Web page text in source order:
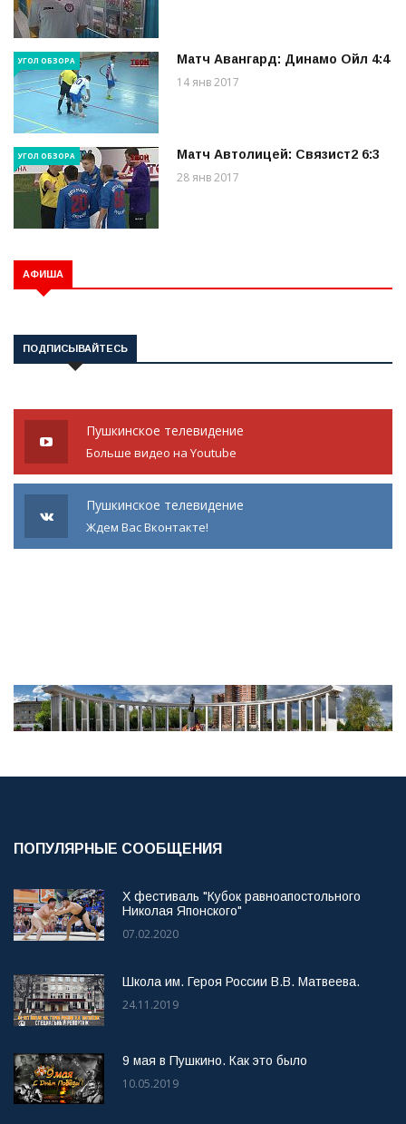
УГОЛ ОБЗОРА Матч Авангард: Динамо Ойл 4:4
14 янв 2017
УГОЛ ОБЗОРА Матч Автолицей: Связист2 6:3
28 янв 2017
АФИША
ПОДПИСЫВАЙТЕСЬ
Пушкинское телевидение
Больше видео на Youtube
Пушкинское телевидение
Ждем Вас Вконтакте!
ПОПУЛЯРНЫЕ СООБЩЕНИЯ
X фестиваль "Кубок равноапостольного
Николая Японского"
07.02.2020
Школа им. Героя России В.В. Матвеева.
24.11.2019
9 мая в Пушкино. Как это было
10.05.2019